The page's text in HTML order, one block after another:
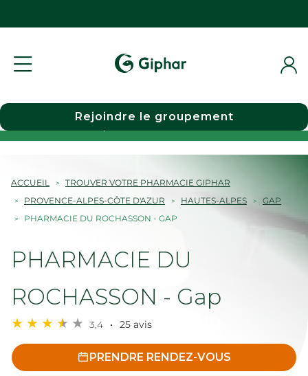
Choisir une pharmacie
Rejoindre le groupement
ACCUEIL
TROUVER VOTRE PHARMACIE GIPHAR
PROVENCE-ALPES-CÔTE D'AZUR
HAUTES-ALPES
GAP
PHARMACIE DU ROCHASSON - GAP
PHARMACIE DU
ROCHASSON - Gap
3,4 25 avis
PRENDRE RENDEZ-VOUS